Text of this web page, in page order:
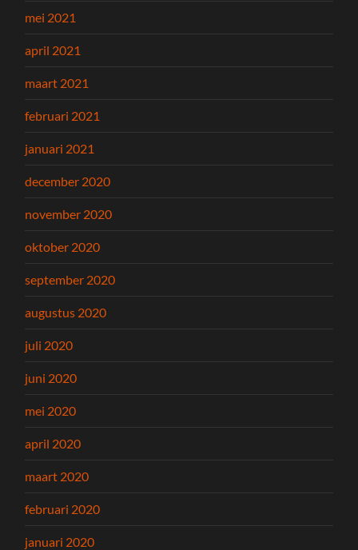
mei 2021
april 2021
maart 2021
februari 2021
januari 2021
december 2020
november 2020
oktober 2020
september 2020
augustus 2020
juli 2020
juni 2020
mei 2020
april 2020
maart 2020
februari 2020
januari 2020